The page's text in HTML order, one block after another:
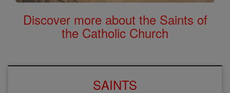
Discover more about the Saints of
the Catholic Church
SAINTS